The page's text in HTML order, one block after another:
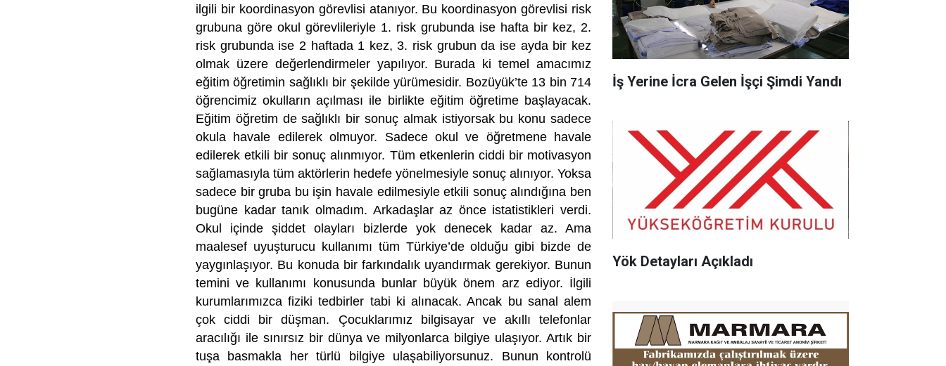
ilgili bir koordinasyon görevlisi atanıyor. Bu koordinasyon görevlisi risk
grubuna göre okul görevlileriyle 1. risk grubunda ise hafta bir kez, 2.
risk grubunda ise 2 haftada 1 kez, 3. risk grubun da ise ayda bir kez
olmak üzere değerlendirmeler yapılıyor. Burada ki temel amacımız
eğitim öğretimin sağlıklı bir şekilde yürümesidir. Bozüyük’te 13 bin 714
öğrencimiz okulların açılması ile birlikte eğitim öğretime başlayacak.
Eğitim öğretim de sağlıklı bir sonuç almak istiyorsak bu konu sadece
okula havale edilerek olmuyor. Sadece okul ve öğretmene havale
edilerek etkili bir sonuç alınmıyor. Tüm etkenlerin ciddi bir motivasyon
sağlamasıyla tüm aktörlerin hedefe yönelmesiyle sonuç alınıyor. Yoksa
sadece bir gruba bu işin havale edilmesiyle etkili sonuç alındığına ben
bugüne kadar tanık olmadım. Arkadaşlar az önce istatistikleri verdi.
Okul içinde şiddet olayları bizlerde yok denecek kadar az. Ama
maalesef uyuşturucu kullanımı tüm Türkiye’de olduğu gibi bizde de
yaygınlaşıyor. Bu konuda bir farkındalık uyandırmak gerekiyor. Bunun
temini ve kullanımı konusunda bunlar büyük önem arz ediyor. İlgili
kurumlarımızca fiziki tedbirler tabi ki alınacak. Ancak bu sanal alem
çok ciddi bir düşman. Çocuklarımız bilgisayar ve akıllı telefonlar
aracılığı ile sınırsız bir dünya ve milyonlarca bilgiye ulaşıyor. Artık bir
tuşa basmakla her türlü bilgiye ulaşabiliyorsunuz. Bunun kontrolü
İş Yerine İcra Gelen İşçi Şimdi Yandı
Yök Detayları Açıkladı